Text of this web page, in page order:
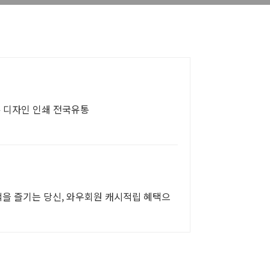
자인 인쇄 전국유통
즐기는 당신, 와우회원 캐시적립 혜택으